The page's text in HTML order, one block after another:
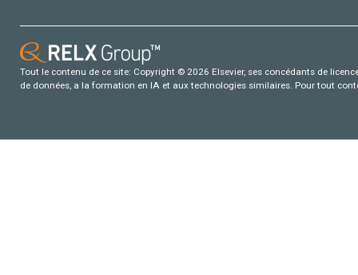
Tout le contenu de ce site: Copyright © 2026 Elsevier, ses concédants de
de données, a la formation en IA et aux technologies similaires. Pour tout